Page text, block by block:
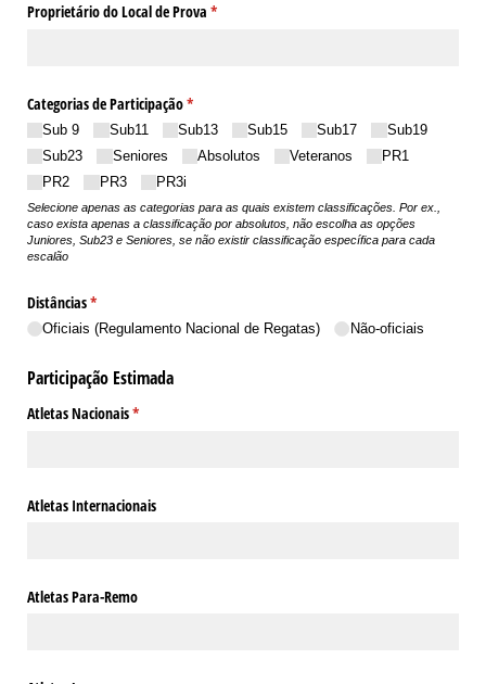
Proprietário do Local de Prova *
(obrigatório)
Categorias de Participação*
(obrigatório)
Sub 9 Sub11 Sub13 Sub15 Sub17
Sub19
Sub23
Seniores Absolutos Veteranos
PR1
PR2
PR3 PR3i
Selecione apenas as categorias para as quais existem classificações. Por ex.,
caso exista apenas a classificação por absolutos, não escolha as opções
Juniores, Sub23 e Seniores, se não existir classificação específica para cada
escalão
Distâncias*
(obrigatório)
Oficiais (Regulamento Nacional de Regatas) Não-oficiais
Participação Estimada
Atletas Nacionais*
(obrigatório)
Atletas Internacionais
Atletas Para-Remo